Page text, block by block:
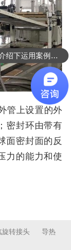
管上设置的外
密封环由带有
面密封面的反
力的能力和使
旋转接头
导热
可以介绍下运用案例么？